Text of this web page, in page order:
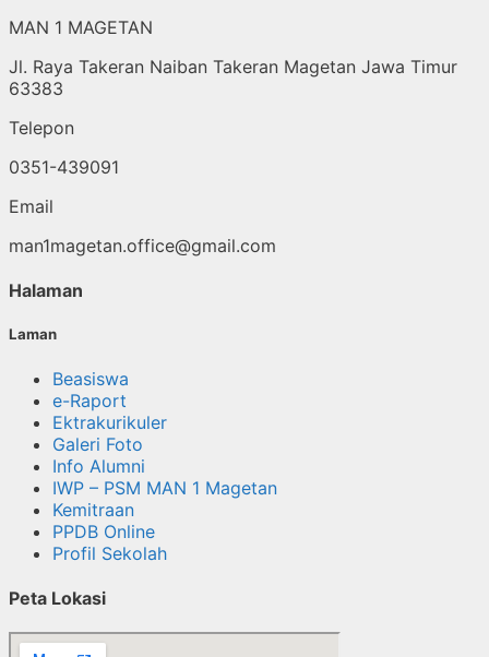
MAN 1 MAGETAN
Jl. Raya Takeran Naiban Takeran Magetan Jawa Timur
63383
Telepon
0351-439091
Email
man1magetan.office@gmail.com
Halaman
Laman
Beasiswa
e-Raport
Ektrakurikuler
Galeri Foto
Info Alumni
IWP – PSM MAN 1 Magetan
Kemitraan
PPDB Online
Profil Sekolah
Peta Lokasi